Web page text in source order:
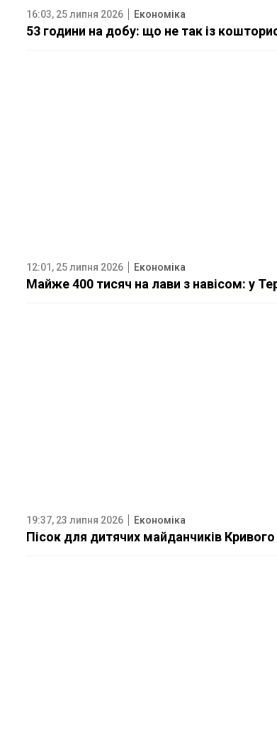
16:03, 25 липня 2026 Економіка
53 години на добу: що не так із
12:01, 25 липня 2026 Економіка
Майже 400 тисяч на лави з навісом: у
19:37, 23 липня 2026 Економіка
Пісок для дитячих майданчиків